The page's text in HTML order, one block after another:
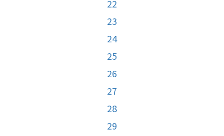
22
23
24
25
26
27
28
29